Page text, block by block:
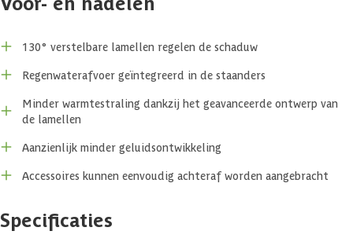
De constructie is gemaakt van duurzaam, vuurverzinkt staal en is
het frame beschikbaar. Zo kun jij jouw Pergola precies naar wens
maken.
Het lamellendak is speciaal voor Biohort ontworpen met een
geavanceerde sandwichconstructie. Dit zorgt ervoor dat de
regenval sterk vermindert. Daarnaast wordt regenwater slim
Een van de kenmerken van de Pergola is dat deze helemaal naar wens
130° verstelbare lamellen regelen de schaduw
Regenwaterafvoer geïntegreerd in de staanders
Minder warmtestraling dankzij het geavanceerde ontwerp van
de lamellen
Aanzienlijk minder geluidsontwikkeling
Accessoires kunnen eenvoudig achteraf worden aangebracht
Specificaties